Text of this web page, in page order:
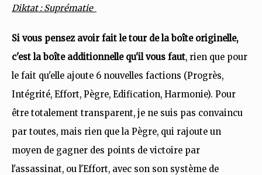
Diktat : Suprématie
Si vous pensez avoir fait le tour de la boîte originelle,
c'est la boîte additionnelle qu'il vous faut, rien que pour
le fait qu'elle ajoute 6 nouvelles factions (Progrès,
Intégrité, Effort, Pègre, Edification, Harmonie). Pour
être totalement transparent, je ne suis pas convaincu
par toutes, mais rien que la Pègre, qui rajoute un
moyen de gagner des points de victoire par
l'assassinat, ou l'Effort, avec son son système de